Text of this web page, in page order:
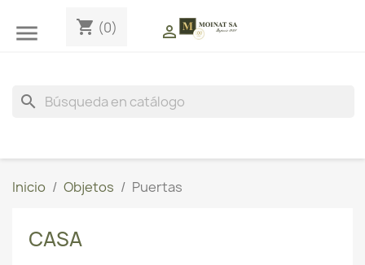
 shopping_cart (0) 
search
Inicio Objetos Puertas
CASA